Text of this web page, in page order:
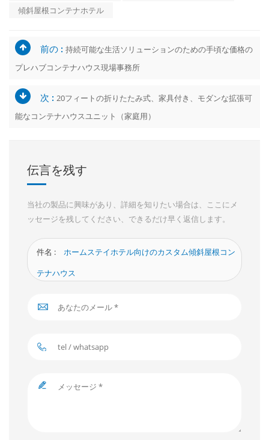
傾斜屋根コンテナホテル
前の : 持続可能な生活ソリューションのための手頃な価格の
プレハブコンテナハウス現場事務所
次 : 20フィートの折りたたみ式、家具付き、モダンな拡張可
能なコンテナハウスユニット（家庭用）
伝言を残す
当社の製品に興味があり、詳細を知りたい場合は、ここにメ
ッセージを残してください、できるだけ早く返信します。
件名 :
ホームステイホテル向けのカスタム傾斜屋根コン
テナハウス